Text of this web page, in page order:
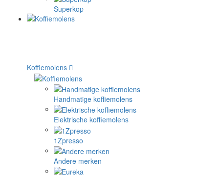
Superkop
Koffiemolens
Handmatige koffiemolens
Elektrische koffiemolens
1Zpresso
Andere merken